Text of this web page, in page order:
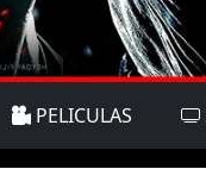
PELICULAS